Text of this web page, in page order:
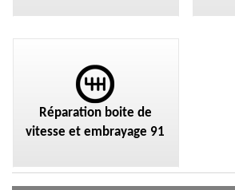
Réparation boite de
vitesse et embrayage 91